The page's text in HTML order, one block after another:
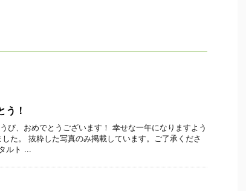
う！
び、おめでとうございます！ 幸せな一年になりますよう
た。 抜粋した写真のみ掲載しています。ご了承くださ
ルト ...